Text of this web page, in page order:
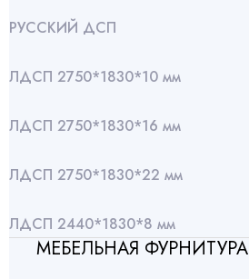
РУССКИЙ ДСП
ЛДСП 2750*1830*10 мм
ЛДСП 2750*1830*16 мм
ЛДСП 2750*1830*22 мм
ЛДСП 2440*1830*8 мм
МЕБЕЛЬНАЯ ФУРНИТУРА